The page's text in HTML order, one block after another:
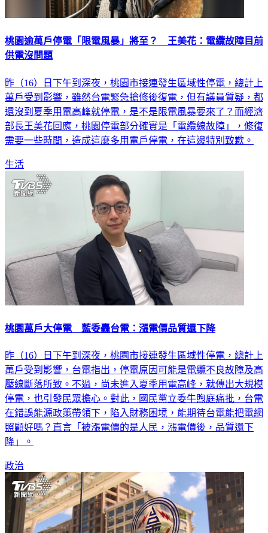
桃園逾萬戶停電「限電風暴」將至？ 王美花：電纜故障目前
供電沒問題
昨（16）日下午到深夜，桃園市接連發生區域性停電，總計上
萬戶受到影響，雖然台電緊急搶修後復電，但有議員質疑，都
還沒到夏季用電高峰就停電，是不是限電風暴要來了？而經濟
部長王美花回應，桃園停電部分確實是「電纜線故障」，修復
需要一些時間，造成這麼多用電戶停電，在這邊特別致歉。
生活
桃園萬戶大停電 藍委轟台電：漲電價品質還下降
昨（16）日下午到深夜，桃園市接連發生區域性停電，總計上
萬戶受到影響，台電指出，停電原因可能是電纜不良故障及高
壓線斷落所致。不過，尚未進入夏季用電高峰，就傳出大規模
停電，也引發民眾擔心。對此，國民黨立委牛煦庭痛批，台電
在錯誤能源政策帶領下，陷入財務困境，能期待台電能把電網
照顧好嗎？直言「被漲電價的是人民，漲電價後，品質還下
降」。
政治